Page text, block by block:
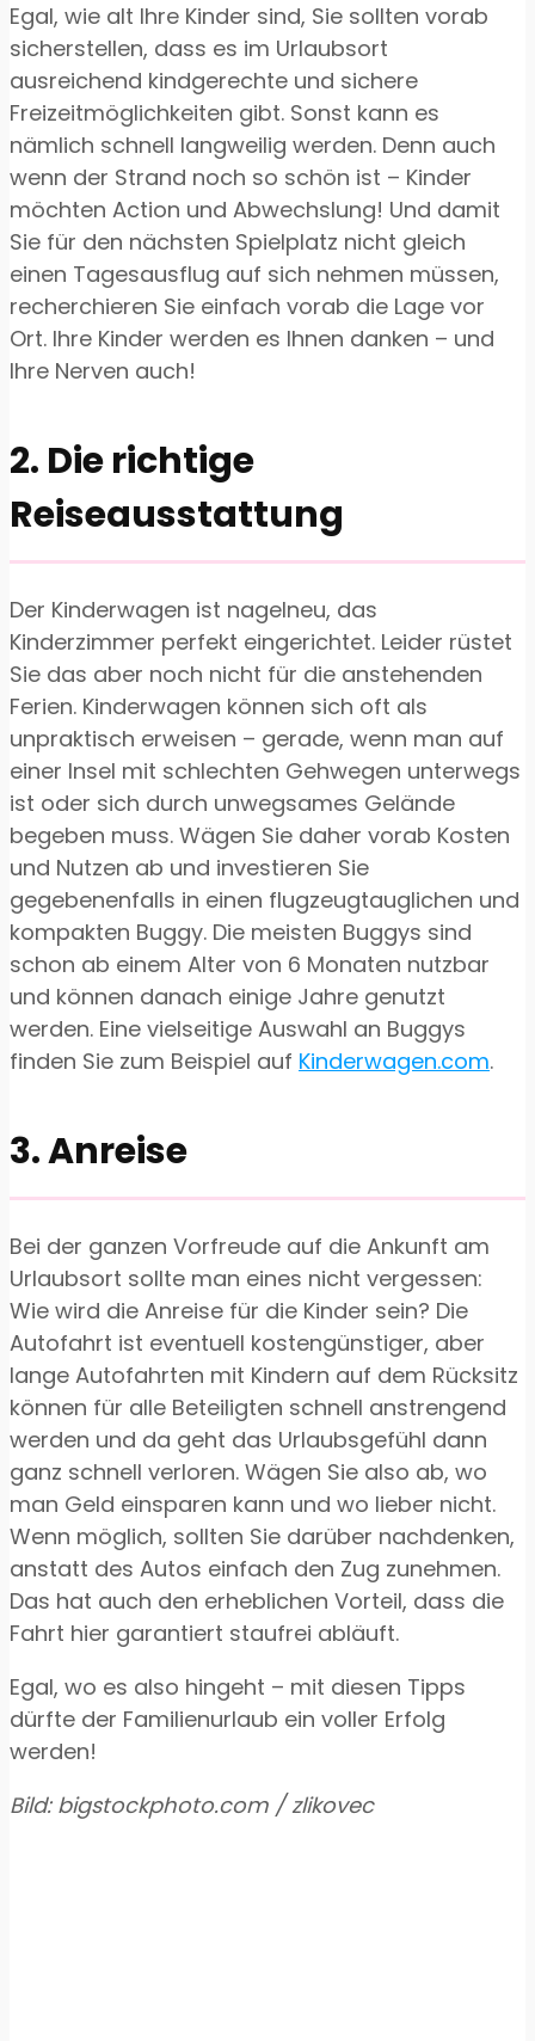
Egal, wie alt Ihre Kinder sind, Sie sollten vorab
sicherstellen, dass es im Urlaubsort
ausreichend kindgerechte und sichere
Freizeitmöglichkeiten gibt. Sonst kann es
nämlich schnell langweilig werden. Denn auch
wenn der Strand noch so schön ist – Kinder
möchten Action und Abwechslung! Und damit
Sie für den nächsten Spielplatz nicht gleich
einen Tagesausflug auf sich nehmen müssen,
recherchieren Sie einfach vorab die Lage vor
Ort. Ihre Kinder werden es Ihnen danken – und
Ihre Nerven auch!
2. Die richtige
Reiseausstattung
Der Kinderwagen ist nagelneu, das
Kinderzimmer perfekt eingerichtet. Leider rüstet
Sie das aber noch nicht für die anstehenden
Ferien. Kinderwagen können sich oft als
unpraktisch erweisen – gerade, wenn man auf
einer Insel mit schlechten Gehwegen unterwegs
ist oder sich durch unwegsames Gelände
begeben muss. Wägen Sie daher vorab Kosten
und Nutzen ab und investieren Sie
gegebenenfalls in einen flugzeugtauglichen und
kompakten Buggy. Die meisten Buggys sind
schon ab einem Alter von 6 Monaten nutzbar
und können danach einige Jahre genutzt
werden. Eine vielseitige Auswahl an Buggys
finden Sie zum Beispiel auf Kinderwagen.com.
3. Anreise
Bei der ganzen Vorfreude auf die Ankunft am
Urlaubsort sollte man eines nicht vergessen:
Wie wird die Anreise für die Kinder sein? Die
Autofahrt ist eventuell kostengünstiger, aber
lange Autofahrten mit Kindern auf dem Rücksitz
können für alle Beteiligten schnell anstrengend
werden und da geht das Urlaubsgefühl dann
ganz schnell verloren. Wägen Sie also ab, wo
man Geld einsparen kann und wo lieber nicht.
Wenn möglich, sollten Sie darüber nachdenken,
anstatt des Autos einfach den Zug zunehmen.
Das hat auch den erheblichen Vorteil, dass die
Fahrt hier garantiert staufrei abläuft.
Egal, wo es also hingeht – mit diesen Tipps
dürfte der Familienurlaub ein voller Erfolg
werden!
Bild: bigstockphoto.com / zlikovec